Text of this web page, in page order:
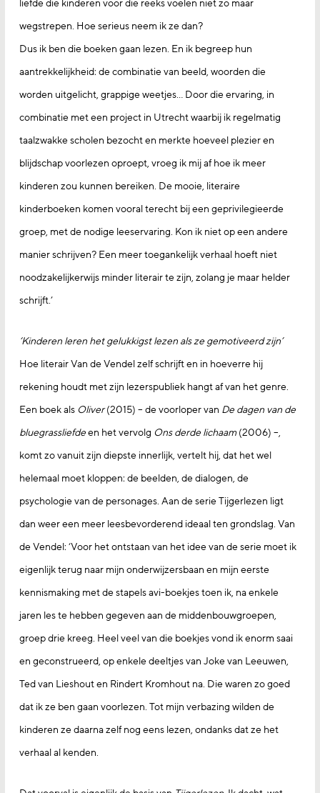
liefde die kinderen voor die reeks voelen niet zo maar
wegstrepen. Hoe serieus neem ik ze dan?
Dus ik ben die boeken gaan lezen. En ik begreep hun
aantrekkelijkheid: de combinatie van beeld, woorden die
worden uitgelicht, grappige weetjes… Door die ervaring, in
combinatie met een project in Utrecht waarbij ik regelmatig
taalzwakke scholen bezocht en merkte hoeveel plezier en
blijdschap voorlezen oproept, vroeg ik mij af hoe ik meer
kinderen zou kunnen bereiken. De mooie, literaire
kinderboeken komen vooral terecht bij een geprivilegieerde
groep, met de nodige leeservaring. Kon ik niet op een andere
manier schrijven? Een meer toegankelijk verhaal hoeft niet
noodzakelijkerwijs minder literair te zijn, zolang je maar helder
schrijft.’
‘Kinderen leren het gelukkigst lezen als ze gemotiveerd zijn’
Hoe literair Van de Vendel zelf schrijft en in hoeverre hij
rekening houdt met zijn lezerspubliek hangt af van het genre.
Een boek als Oliver(2015) – de voorloper van De dagen van de
bluegrassliefdeen het vervolg Ons derde lichaam(2006) –,
komt zo vanuit zijn diepste innerlijk, vertelt hij, dat het wel
helemaal moet kloppen: de beelden, de dialogen, de
psychologie van de personages. Aan de serie Tijgerlezen ligt
dan weer een meer leesbevorderend ideaal ten grondslag. Van
de Vendel: ‘Voor het ontstaan van het idee van de serie moet ik
eigenlijk terug naar mijn onderwijzersbaan en mijn eerste
kennismaking met de stapels avi-boekjes toen ik, na enkele
jaren les te hebben gegeven aan de middenbouwgroepen,
groep drie kreeg. Heel veel van die boekjes vond ik enorm saai
en geconstrueerd, op enkele deeltjes van Joke van Leeuwen,
Ted van Lieshout en Rindert Kromhout na. Die waren zo goed
dat ik ze ben gaan voorlezen. Tot mijn verbazing wilden de
kinderen ze daarna zelf nog eens lezen, ondanks dat ze het
verhaal al kenden.